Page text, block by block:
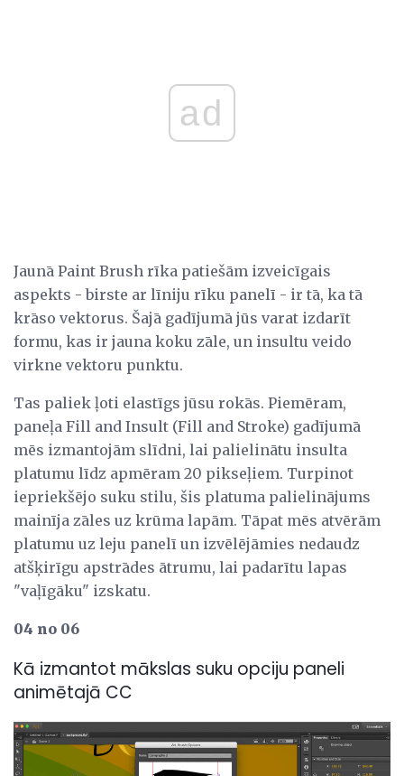
ad
Jaunā Paint Brush rīka patiešām izveicīgais
aspekts - birste ar līniju rīku panelī - ir tā, ka tā
krāso vektorus. Šajā gadījumā jūs varat izdarīt
formu, kas ir jauna koku zāle, un insultu veido
virkne vektoru punktu.
Tas paliek ļoti elastīgs jūsu rokās. Piemēram,
paneļa Fill and Insult (Fill and Stroke) gadījumā
mēs izmantojām slīdni, lai palielinātu insulta
platumu līdz apmēram 20 pikseļiem. Turpinot
iepriekšējo suku stilu, šis platuma palielinājums
mainīja zāles uz krūma lapām. Tāpat mēs atvērām
platumu uz leju panelī un izvēlējāmies nedaudz
atšķirīgu apstrādes ātrumu, lai padarītu lapas
"vaļīgāku" izskatu.
04 no 06
Kā izmantot mākslas suku opciju paneli
animētajā CC